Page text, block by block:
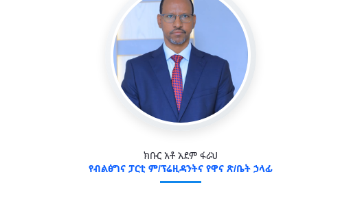
ክቡር አቶ አደም ፋራህ
የብልፅግና ፓርቲ ም/ፕሬዚዳንትና የዋና ጽ/ቤት ኃላፊ